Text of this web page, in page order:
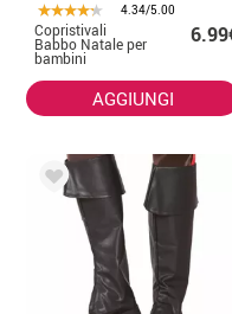
4.34/5.00
Copristivali
Babbo Natale per
bambini
AGGIUNGI